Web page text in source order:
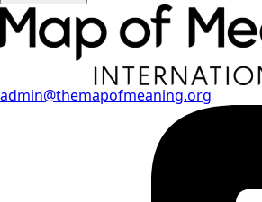
admin@themapofmeaning.org